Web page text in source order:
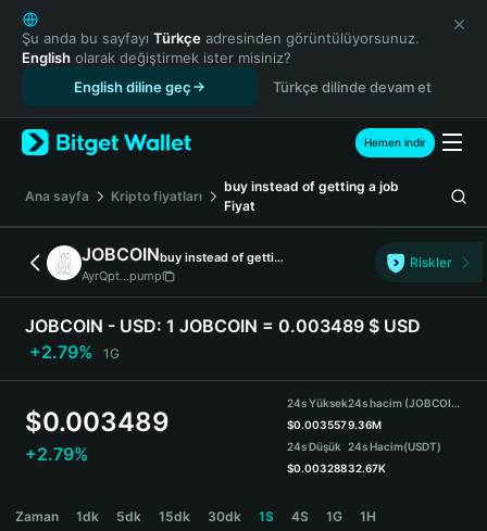
English
日本語
Tiếng Việt
Español (Latinoamérica)
Türkçe
Français
Deutsch
简体中文
繁體中文
Português (Portugal)
Bahasa Indonesia
ภาษาไทย
हिन्दी
Español
Português (Brasil)
Şu anda bu sayfayı Türkçe adresinden görüntülüyorsunuz.
English olarak değiştirmek ister misiniz?
English diline geç
Türkçe dilinde devam et
Hemen indir
Ana sayfa Kripto fiyatları
buy instead of getting a job
Fiyat
JOBCOIN
buy instead of getting a job
AyrQpt...pump
Riskler
JOBCOIN - USD: 1 JOBCOIN = 0.003489 $ USD
+2.79%
1G
$0.003489
+2.79%
24s Yüksek
$0.003557
24s Düşük
$0.003288
24s hacim (JOBCOIN)
9.36M
24s Hacim(USDT)
32.67K
Zaman 1dk 5dk 15dk 30dk 1S 4S 1G 1H